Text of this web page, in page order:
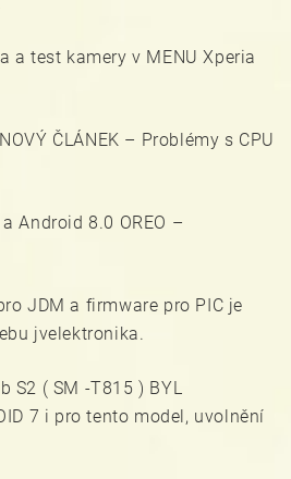
a test kamery v MENU Xperia
ČLÁNEK – Problémy s CPU
Android 8.0 OREO –
JDM a firmware pro PIC je
jvelektronika.
S2 ( SM -T815 ) BYL
7 i pro tento model, uvolnění